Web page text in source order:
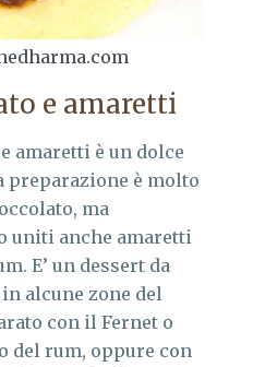
e amaretti
amaretti è un dolce
preparazione è molto
ma
uniti anche amaretti
E’ un dessert da
alcune zone del
con il Fernet o
del rum, oppure con